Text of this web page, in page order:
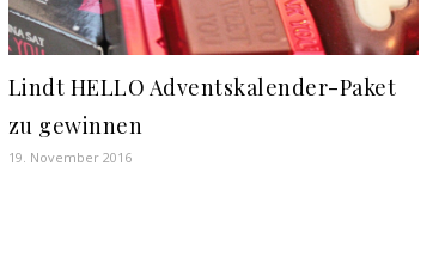
Lindt HELLO Adventskalender-Paket
zu gewinnen
19. November 2016